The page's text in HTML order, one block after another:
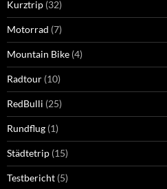
Kurztrip (32)
Motorrad (7)
Mountain Bike (4)
Radtour (10)
RedBulli (25)
Rundflug (1)
Städtetrip (15)
Testbericht (5)